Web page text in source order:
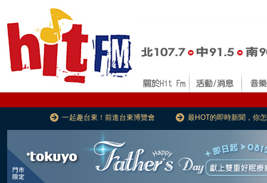
一起趣台東！前進台東博覽會 最HOT的即時新聞，你